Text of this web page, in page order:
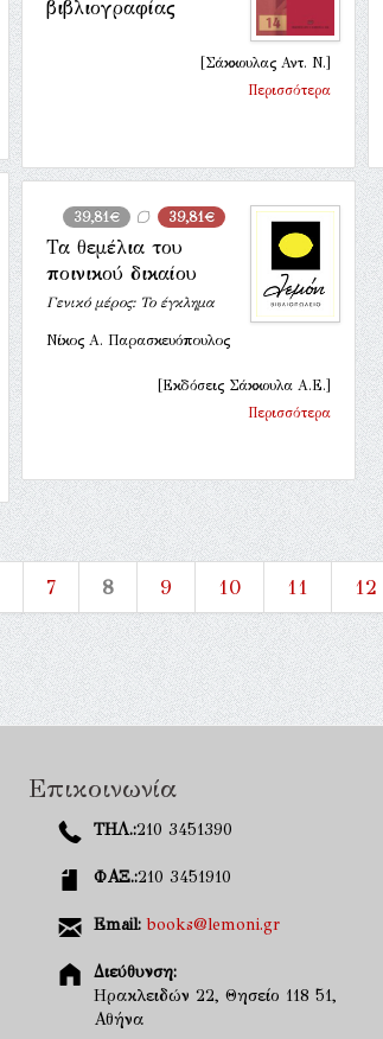
βιβλιογραφίας
[Σάκκουλας Αντ. Ν.]
Περισσότερα
39,81€ 39,81€
Τα θεμέλια του
ποινικού δικαίου
Γενικό μέρος: Το έγκλημα
Νίκος Α. Παρασκευόπουλος
[Εκδόσεις Σάκκουλα Α.Ε.]
Περισσότερα
7 8 9 10 11 12
Επικοινωνία
ΤΗΛ.:210 3451390
ΦΑΞ.:210 3451910
Email: books@lemoni.gr
Διεύθυνση:
Ηρακλειδών 22, Θησείο 118 51,
Αθήνα